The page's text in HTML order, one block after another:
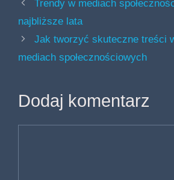
Trendy w mediach
najbliższe lata
Jak tworzyć skuteczne treści
mediach społecznościowych
Dodaj komentarz